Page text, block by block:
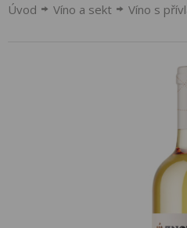
Úvod Víno a sekt Víno s